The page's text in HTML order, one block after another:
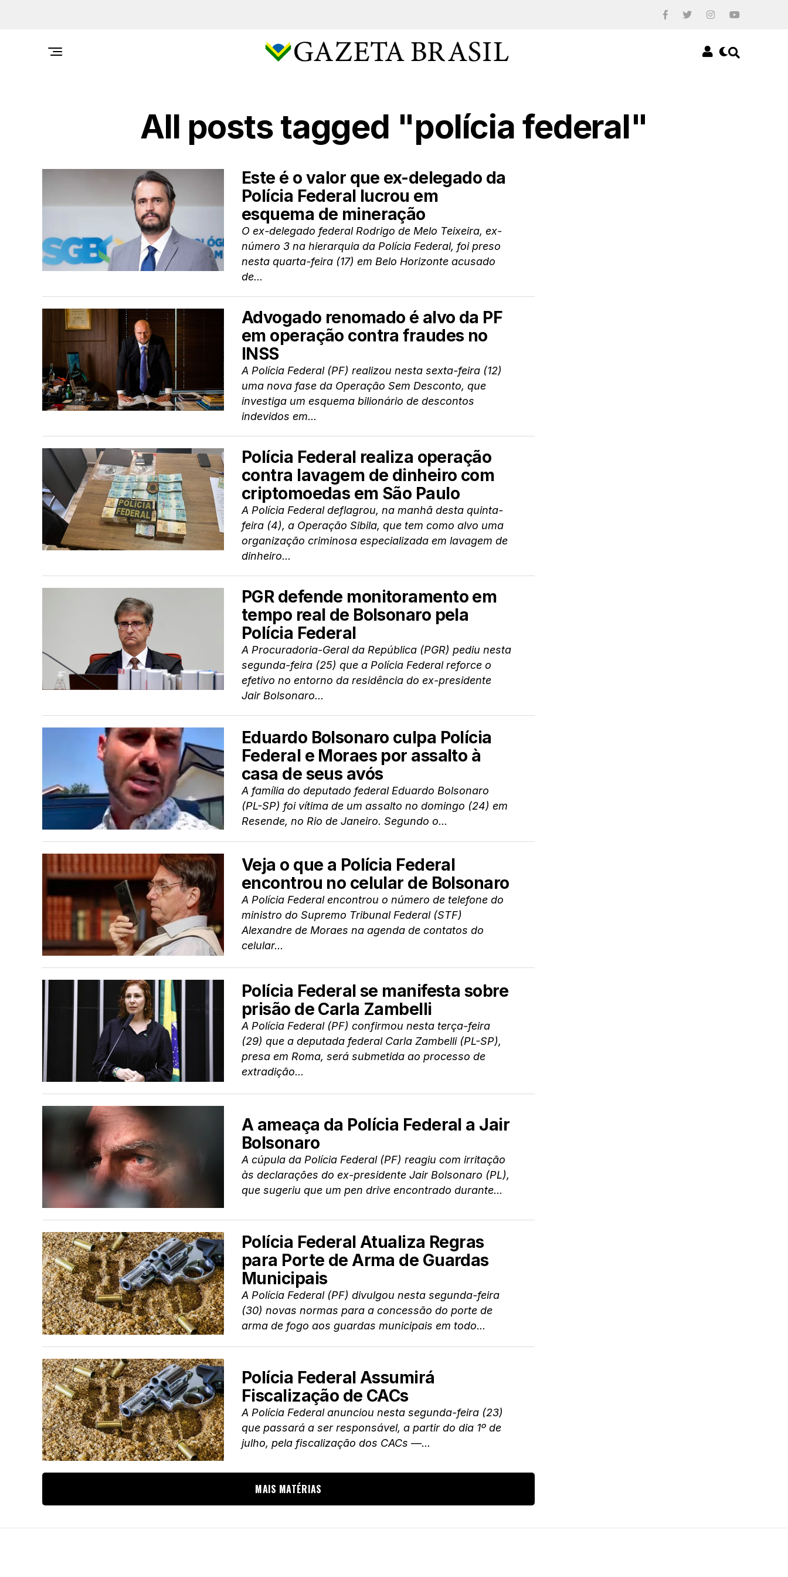
All posts tagged "polícia federal"
Este é o valor que ex-delegado da
Polícia Federal lucrou em
esquema de mineração
O ex-delegado federal Rodrigo de Melo Teixeira, ex-
número 3 na hierarquia da Polícia Federal, foi preso
nesta quarta-feira (17) em Belo Horizonte acusado
de...
Advogado renomado é alvo da PF
em operação contra fraudes no
INSS
A Polícia Federal (PF) realizou nesta sexta-feira (12)
uma nova fase da Operação Sem Desconto, que
investiga um esquema bilionário de descontos
indevidos em...
Polícia Federal realiza operação
contra lavagem de dinheiro com
criptomoedas em São Paulo
A Polícia Federal deflagrou, na manhã desta quinta-
feira (4), a Operação Sibila, que tem como alvo uma
organização criminosa especializada em lavagem de
dinheiro...
PGR defende monitoramento em
tempo real de Bolsonaro pela
Polícia Federal
A Procuradoria-Geral da República (PGR) pediu nesta
segunda-feira (25) que a Polícia Federal reforce o
efetivo no entorno da residência do ex-presidente
Jair Bolsonaro...
Eduardo Bolsonaro culpa Polícia
Federal e Moraes por assalto à
casa de seus avós
A família do deputado federal Eduardo Bolsonaro
(PL-SP) foi vítima de um assalto no domingo (24) em
Resende, no Rio de Janeiro. Segundo o...
Veja o que a Polícia Federal
encontrou no celular de Bolsonaro
A Polícia Federal encontrou o número de telefone do
ministro do Supremo Tribunal Federal (STF)
Alexandre de Moraes na agenda de contatos do
celular...
Polícia Federal se manifesta sobre
prisão de Carla Zambelli
A Polícia Federal (PF) confirmou nesta terça-feira
(29) que a deputada federal Carla Zambelli (PL-SP),
presa em Roma, será submetida ao processo de
extradição...
A ameaça da Polícia Federal a Jair
Bolsonaro
A cúpula da Polícia Federal (PF) reagiu com irritação
às declarações do ex-presidente Jair Bolsonaro (PL),
que sugeriu que um pen drive encontrado durante...
Polícia Federal Atualiza Regras
para Porte de Arma de Guardas
Municipais
A Polícia Federal (PF) divulgou nesta segunda-feira
(30) novas normas para a concessão do porte de
arma de fogo aos guardas municipais em todo...
Polícia Federal Assumirá
Fiscalização de CACs
A Polícia Federal anunciou nesta segunda-feira (23)
que passará a ser responsável, a partir do dia 1º de
julho, pela fiscalização dos CACs —...
MAIS MATÉRIAS